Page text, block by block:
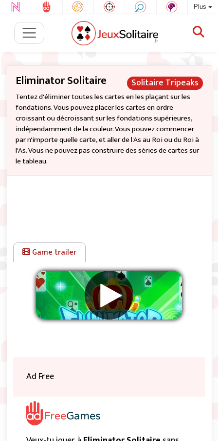
Plus
Solitaire Tripeaks
Eliminator Solitaire
Tentez d'éliminer toutes les cartes en les plaçant sur les
fondations. Vous pouvez placer les cartes en ordre
croissant ou décroissant sur les fondations supérieures,
indépendamment de la couleur. Vous pouvez commencer
par n'importe quelle carte, et aller de l'As au Roi ou du Roi à
l'As. Vous ne pouvez pas construire des séries de cartes sur
le tableau.
Game trailer
Ad Free